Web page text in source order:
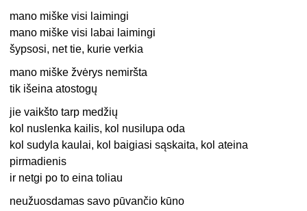
mano miške visi laimingi
mano miške visi labai laimingi
šypsosi, net tie, kurie verkia
mano miške žvėrys nemiršta
tik išeina atostogų
jie vaikšto tarp medžių
kol nuslenka kailis, kol nusilupa oda
kol sudyla kaulai, kol baigiasi sąskaita, kol ateina
pirmadienis
ir netgi po to eina toliau
neužuosdamas savo pūvančio kūno